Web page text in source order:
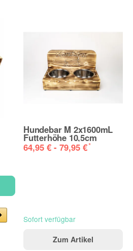
Hundebar M 2x1600mL
Futterhöhe 10,5cm
64,95 € - 79,95 €*
Sofort verfügbar
Zum Artikel